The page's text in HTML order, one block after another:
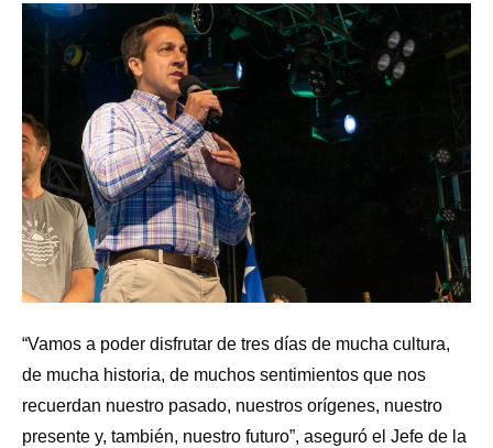
“Vamos a poder disfrutar de tres días de mucha cultura,
de mucha historia, de muchos sentimientos que nos
recuerdan nuestro pasado, nuestros orígenes, nuestro
presente y, también, nuestro futuro”, aseguró el Jefe de la